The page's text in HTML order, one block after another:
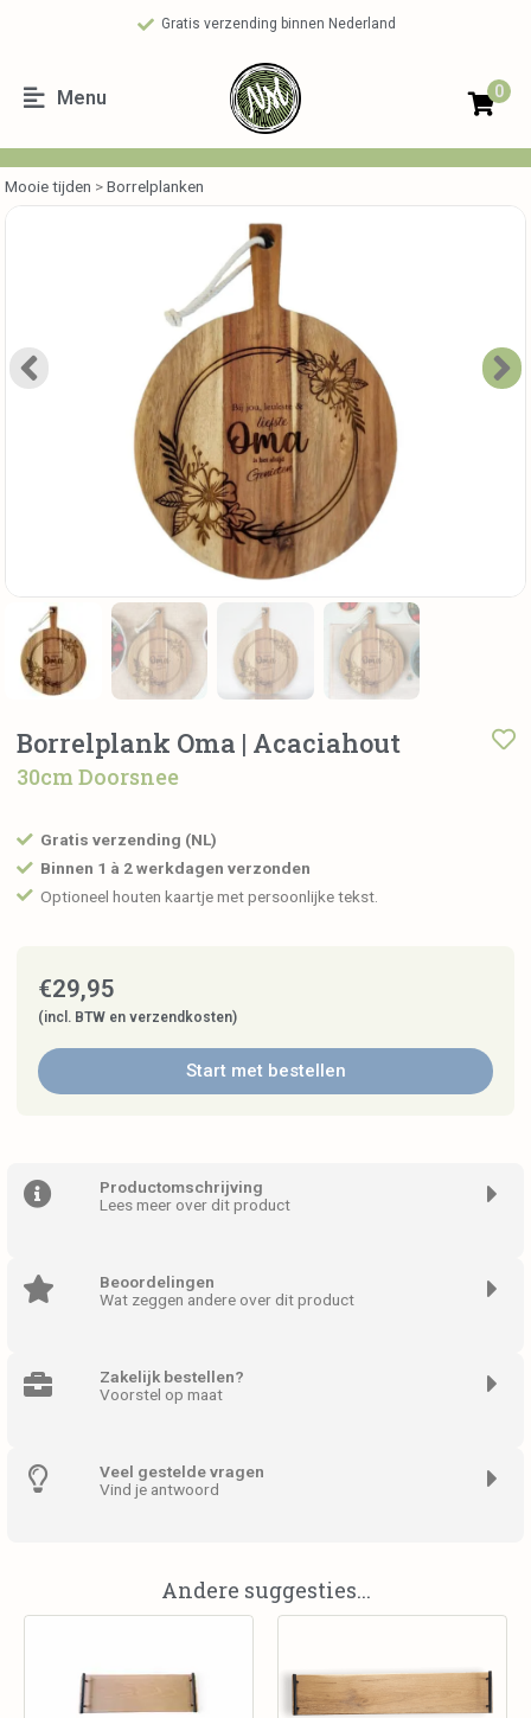
Gratis verzending binnen Nederland
Menu 0
Mooie tijden >Borrelplanken
Borrelplank Oma | Acaciahout
30cm Doorsnee
Gratis verzending (NL)
Binnen 1 à 2 werkdagen verzonden
Optioneel houten kaartje met persoonlijke tekst.
€29,95
(incl. BTW en verzendkosten)
Start met bestellen
Productomschrijving
Lees meer over dit product
Beoordelingen
Wat zeggen andere over dit product
Zakelijk bestellen?
Voorstel op maat
Veel gestelde vragen
Vind je antwoord
Andere suggesties...